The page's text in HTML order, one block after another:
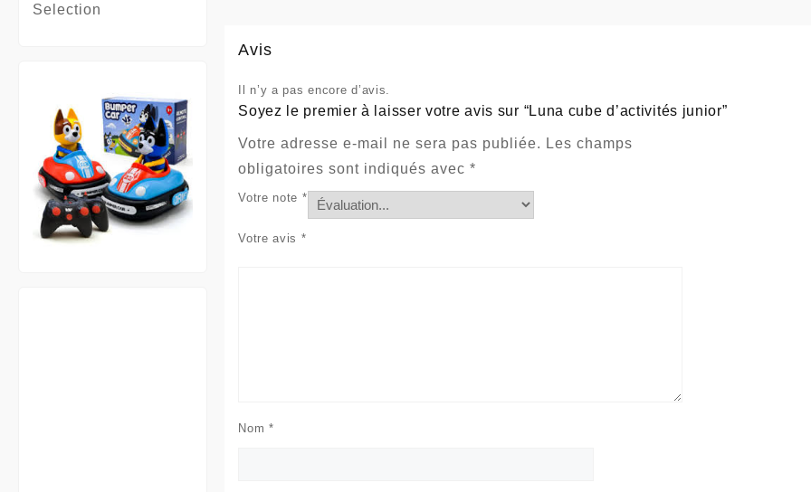
Selection
Avis
Il n’y a pas encore d’avis.
Soyez le premier à laisser votre avis sur “Luna cube d’activités junior”
Votre adresse e-mail ne sera pas publiée. Les champs
obligatoires sont indiqués avec*
Votre note *
Votre avis *
Nom *